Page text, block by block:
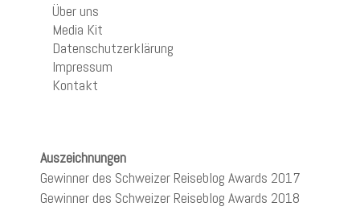
Über uns
Media Kit
Datenschutzerklärung
Impressum
Kontakt
Auszeichnungen
Gewinner des Schweizer Reiseblog Awards 2017
Gewinner des Schweizer Reiseblog Awards 2018